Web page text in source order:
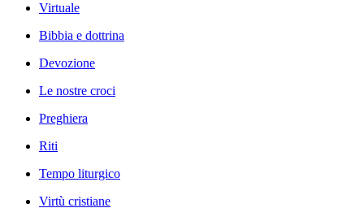
Virtuale
Bibbia e dottrina
Devozione
Le nostre croci
Preghiera
Riti
Tempo liturgico
Virtù cristiane